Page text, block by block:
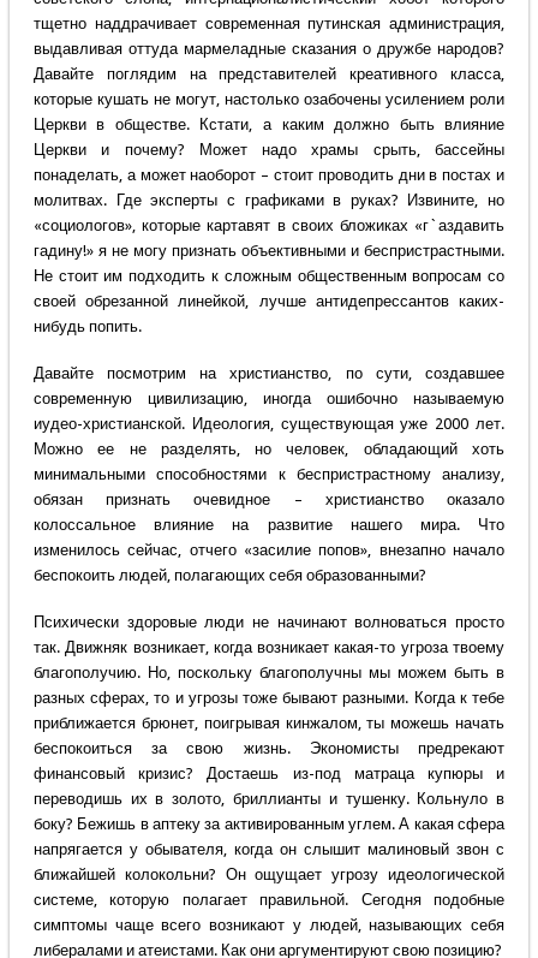
тщетно наддрачивает современная путинская администрация,
выдавливая оттуда мармеладные сказания о дружбе народов?
Давайте поглядим на представителей креативного класса,
которые кушать не могут, настолько озабочены усилением роли
Церкви в обществе. Кстати, а каким должно быть влияние
Церкви и почему? Может надо храмы срыть, бассейны
понаделать, а может наоборот – стоит проводить дни в постах и
молитвах. Где эксперты с графиками в руках? Извините, но
«социологов», которые картавят в своих бложиках «г`аздавить
гадину!» я не могу признать объективными и беспристрастными.
Не стоит им подходить к сложным общественным вопросам со
своей обрезанной линейкой, лучше антидепрессантов каких-
нибудь попить.
Давайте посмотрим на христианство, по сути, создавшее
современную цивилизацию, иногда ошибочно называемую
иудео-христианской. Идеология, существующая уже 2000 лет.
Можно ее не разделять, но человек, обладающий хоть
минимальными способностями к беспристрастному анализу,
обязан признать очевидное – христианство оказало
колоссальное влияние на развитие нашего мира. Что
изменилось сейчас, отчего «засилие попов», внезапно начало
беспокоить людей, полагающих себя образованными?
Психически здоровые люди не начинают волноваться просто
так. Движняк возникает, когда возникает какая-то угроза твоему
благополучию. Но, поскольку благополучны мы можем быть в
разных сферах, то и угрозы тоже бывают разными. Когда к тебе
приближается брюнет, поигрывая кинжалом, ты можешь начать
беспокоиться за свою жизнь. Экономисты предрекают
финансовый кризис? Достаешь из-под матраца купюры и
переводишь их в золото, бриллианты и тушенку. Кольнуло в
боку? Бежишь в аптеку за активированным углем. А какая сфера
напрягается у обывателя, когда он слышит малиновый звон с
ближайшей колокольни? Он ощущает угрозу идеологической
системе, которую полагает правильной. Сегодня подобные
симптомы чаще всего возникают у людей, называющих себя
либералами и атеистами. Как они аргументируют свою позицию?